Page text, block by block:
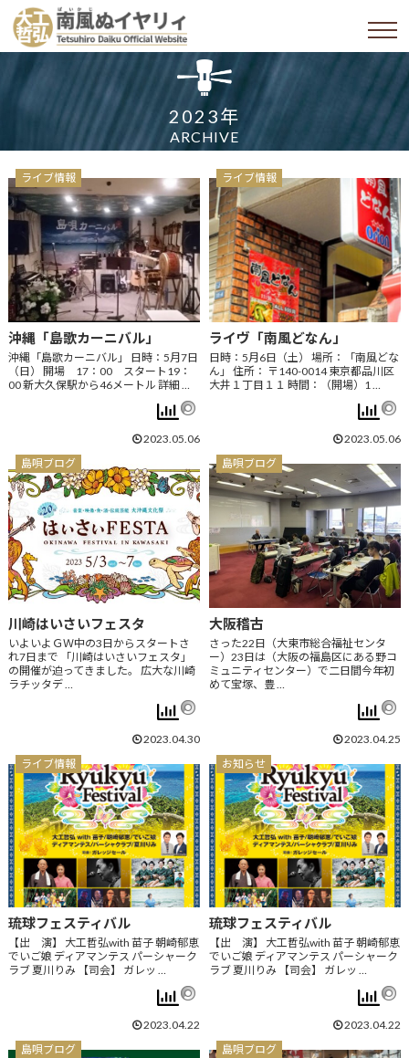
2023年
ARCHIVE
ライブ情報
沖縄「島歌カーニバル」
沖縄「島歌カーニバル」 日時：5月7日
（日） 開場 17：00 スタート19：
00 新大久保駅から46メートル 詳細 …
2023.05.06
ライブ情報
ライヴ「南風どなん」
日時：5月6日（土） 場所：「南風どな
ん」 住所： 〒140-0014 東京都品川区
大井１丁目１１ 時間：（開場）1 …
2023.05.06
島唄ブログ
川崎はいさいフェスタ
いよいよＧＷ中の3日からスタートさ
れ7日まで 「川崎はいさいフェスタ」
の開催が迫ってきました。 広大な川崎
ラチッタデ …
2023.04.30
島唄ブログ
大阪稽古
さった22日（大東市総合福祉センタ
ー）23日は（大阪の福島区にある野コ
ミュニティセンター）で二日間今年初
めて宝塚、豊 …
2023.04.25
ライブ情報
琉球フェスティバル
【出 演】 大工哲弘with 苗子 朝崎郁恵
でいご娘 ディアマンテス パーシャーク
ラブ 夏川りみ 【司会】 ガレッ …
2023.04.22
お知らせ
琉球フェスティバル
【出 演】 大工哲弘with 苗子 朝崎郁恵
でいご娘 ディアマンテス パーシャーク
ラブ 夏川りみ 【司会】 ガレッ …
2023.04.22
島唄ブログ
島唄ブログ